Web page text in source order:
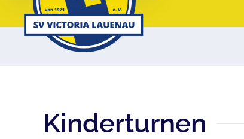
Kinderturnen